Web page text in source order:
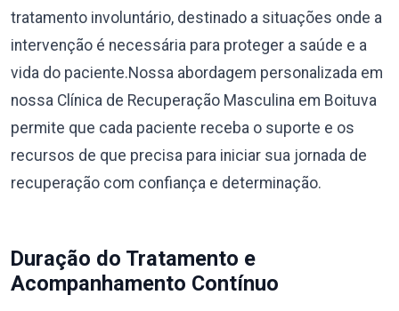
tratamento involuntário, destinado a situações onde a
intervenção é necessária para proteger a saúde e a
vida do paciente.Nossa abordagem personalizada em
nossa Clínica de Recuperação Masculina em Boituva
permite que cada paciente receba o suporte e os
recursos de que precisa para iniciar sua jornada de
recuperação com confiança e determinação.
Duração do Tratamento e
Acompanhamento Contínuo